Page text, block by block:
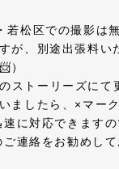
若松区での撮影は
が、別途出張料
）
ストーリーズに
ましたら、×マー
に対応できます
連絡をお勧めし